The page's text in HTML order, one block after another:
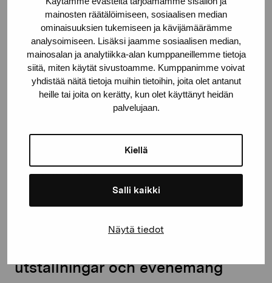
mainosten räätälöimiseen, sosiaalisen median
ominaisuuksien tukemiseen ja kävijämäärämme
analysoimiseen. Lisäksi jaamme sosiaalisen median,
mainosalan ja analytiikka-alan kumppaneillemme tietoja
siitä, miten käytät sivustoamme. Kumppanimme voivat
yhdistää näitä tietoja muihin tietoihin, joita olet antanut
heille tai joita on kerätty, kun olet käyttänyt heidän
palvelujaan.
Kiellä
Salli kaikki
Näytä tiedot
Stiftelsen Pro Artibus
Gustav Wasas gata 11
10600 Ekenäs
proartibus@proartibus.fi
+358 (0)50 371 6339
Kontakta oss
utställningar och evenemang